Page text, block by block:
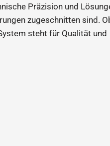
Präzision und
zugeschnitten sind.
steht für Qualität und